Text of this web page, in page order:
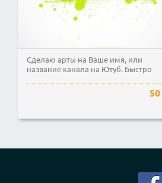
Сделаю арты на Ваше имя, или
название канала на Ютуб. Быстро
50